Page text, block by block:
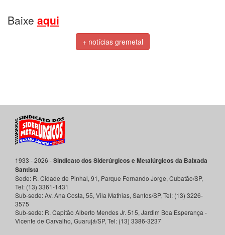
Baixe aqui
+ notícias gremetal
1933 - 2026 -Sindicato dos Siderúrgicos e Metalúrgicos da Baixada
Santista
Sede: R. Cidade de Pinhal, 91, Parque Fernando Jorge, Cubatão/SP,
Tel: (13) 3361-1431
Sub-sede:Av. Ana Costa, 55, Vila Mathias, Santos/SP, Tel: (13) 3226-
3575
Sub-sede: R. Capitão Alberto Mendes Jr. 515, Jardim Boa Esperança -
Vicente de Carvalho, Guarujá/SP, Tel: (13) 3386-3237